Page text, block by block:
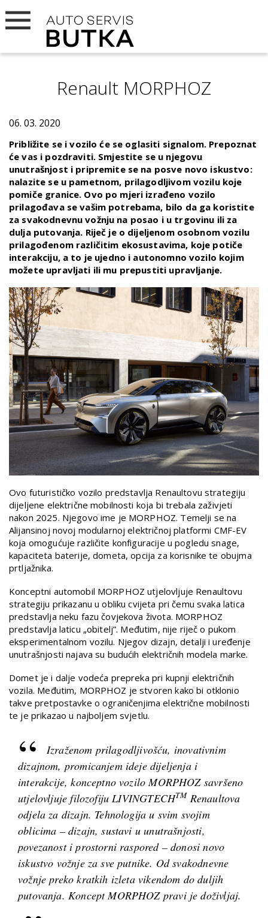
Renault MORPHOZ
06. 03. 2020
Približite se i vozilo će se oglasiti signalom. Prepoznat
će vas i pozdraviti. Smjestite se u njegovu
unutrašnjost i pripremite se na posve novo iskustvo:
nalazite se u pametnom, prilagodljivom vozilu koje
pomiče granice. Ovo po mjeri izrađeno vozilo
prilagođava se vašim potrebama, bilo da ga koristite
za svakodnevnu vožnju na posao i u trgovinu ili za
dulja putovanja. Riječ je o dijeljenom osobnom vozilu
prilagođenom različitim ekosustavima, koje potiče
interakciju, a to je ujedno i autonomno vozilo kojim
možete upravljati ili mu prepustiti upravljanje.
Ovo futurističko vozilo predstavlja Renaultovu strategiju
dijeljene električne mobilnosti koja bi trebala zaživjeti
nakon 2025. Njegovo ime je MORPHOZ. Temelji se na
Alijansinoj novoj modularnoj električnoj platformi CMF-EV
koja omogućuje različite konfiguracije u pogledu snage,
kapaciteta baterije, dometa, opcija za korisnike te obujma
prtljažnika.
Konceptni automobil MORPHOZ utjelovljuje Renaultovu
strategiju prikazanu u obliku cvijeta pri čemu svaka latica
predstavlja neku fazu čovjekova života. MORPHOZ
predstavlja laticu „obitelj”. Međutim, nije riječ o pukom
eksperimentalnom vozilu. Njegov dizajn, detalji i uređenje
unutrašnjosti najava su budućih električnih modela marke.
Domet je i dalje vodeća prepreka pri kupnji električnih
vozila. Međutim, MORPHOZ je stvoren kako bi otklonio
takve pretpostavke o ograničenjima električne mobilnosti
te je prikazao u najboljem svjetlu.
Izraženom prilagodljivošću, inovativnim
dizajnom, promicanjem ideje dijeljenja i
interakcije, konceptno vozilo MORPHOZ savršeno
utjelovljuje filozofiju LIVINGTECHTMRenaultova
odjela za dizajn. Tehnologija u svim svojim
oblicima – dizajn, sustavi u unutrašnjosti,
povezanost i prostorni raspored – donosi novo
iskustvo vožnje za sve putnike. Od svakodnevne
vožnje preko kratkih izleta vikendom do duljih
putovanja. Koncept MORPHOZ pravi je doživljaj.